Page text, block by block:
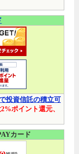
投資信託の積立可
ポイント還元、
カード